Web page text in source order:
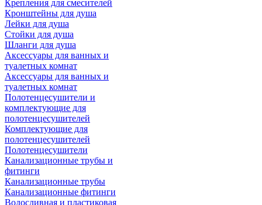
Крепления для смесителей
Кронштейны для душа
Лейки для душа
Стойки для душа
Шланги для душа
Аксессуары для ванных и
туалетных комнат
Аксессуары для ванных и
туалетных комнат
Полотенцесушители и
комплектующие для
полотенцесушителей
Комплектующие для
полотенцесушителей
Полотенцесушители
Канализационные трубы и
фитинги
Канализационные трубы
Канализационные фитинги
Водосливная и пластиковая